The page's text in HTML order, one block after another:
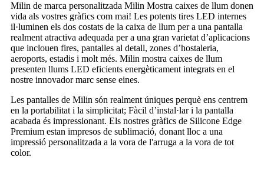
Milin de marca personalitzada Milin Mostra caixes de llum donen
vida als vostres gràfics com mai! Les potents tires LED internes
il·luminen els dos costats de la caixa de llum per a una pantalla
realment atractiva adequada per a una gran varietat d’aplicacions
que inclouen fires, pantalles al detall, zones d’hostaleria,
aeroports, estadis i molt més. Milin mostra caixes de llum
presenten llums LED eficients energèticament integrats en el
nostre innovador marc sense eines.
Les pantalles de Milin són realment úniques perquè ens centrem
en la portabilitat i la simplicitat; Fàcil d’instal·lar i la pantalla
acabada és impressionant. Els nostres gràfics de Silicone Edge
Premium estan impresos de sublimació, donant lloc a una
impressió personalitzada a la vora de l'arruga a la vora de tot
color.